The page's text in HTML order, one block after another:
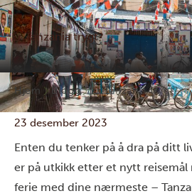
Er Tanzania trygt?
Hjem Blogg Er Tanzania trygt?
23 desember 2023
Enten du tenker på å dra på ditt
er på utkikk etter et nytt reisemål
ferie med dine nærmeste –